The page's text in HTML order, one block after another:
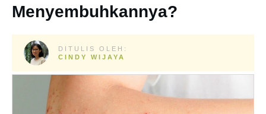
Menyembuhkannya?
DITULIS OLEH:
CINDY WIJAYA